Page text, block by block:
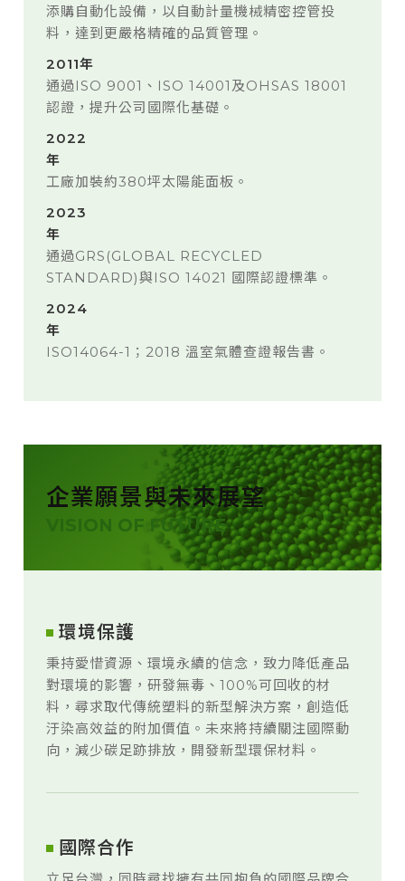
添購自動化設備，以自動計量機械精密控管投
料，達到更嚴格精確的品質管理。
2011年
通過ISO 9001、ISO 14001及OHSAS 18001
認證，提升公司國際化基礎。
2022
年
工廠加裝約380坪太陽能面板。
2023
年
通過GRS(GLOBAL RECYCLED
STANDARD)與ISO 14021 國際認證標準。
2024
年
ISO14064-1；2018 溫室氣體查證報告書。
企業願景與未來展望
VISION OF FUTURE
環境保護
秉持愛惜資源、環境永續的信念，致力降低產品
對環境的影響，研發無毒、100%可回收的材
料，尋求取代傳統塑料的新型解決方案，創造低
汙染高效益的附加價值。未來將持續關注國際動
向，減少碳足跡排放，開發新型環保材料。
國際合作